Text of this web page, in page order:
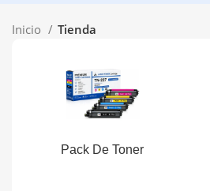
Inicio Tienda
Pack De Toner